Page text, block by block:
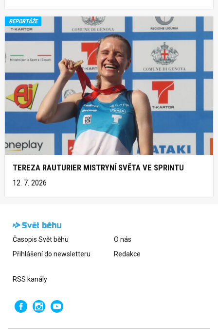
REPORTÁŽE
TEREZA RAUTURIER MISTRYNÍ SVĚTA VE SPRINTU
12. 7. 2026
Časopis Svět běhu
Přihlášení do newsletteru
O nás
Redakce
RSS kanály